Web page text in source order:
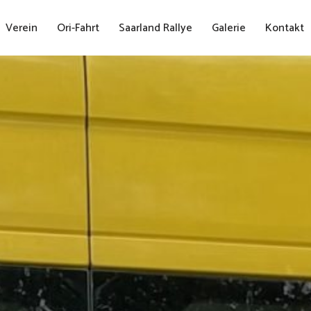
Verein Ori-Fahrt Saarland Rallye Galerie Kontakt